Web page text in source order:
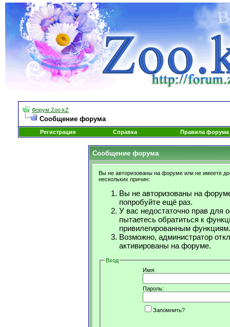
Форум Zoo.kZ
Сообщение форума
Регистрация Справка Правила форума
Сообщение форума
Вы не авторизованы на форуме или не имеете
нескольких причин:
Вы не авторизованы на
попробуйте ещё раз.
У вас недостаточно прав для
пытаетесь обратиться к
привилегированным функциям.
Возможно, администратор
активированы на форуме.
Вход
Имя:
Пароль:
Запомнить?